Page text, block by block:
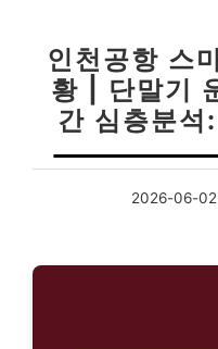
인천공항 스
황 | 단말기
간 심층분
2026-06-02